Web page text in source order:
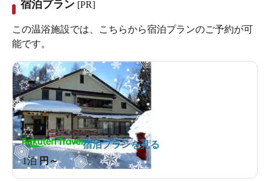
宿泊プラン [PR]
この温浴施設では、こちらから宿泊プランのご予約が可
能です。
1泊円～
宿泊プランを見る